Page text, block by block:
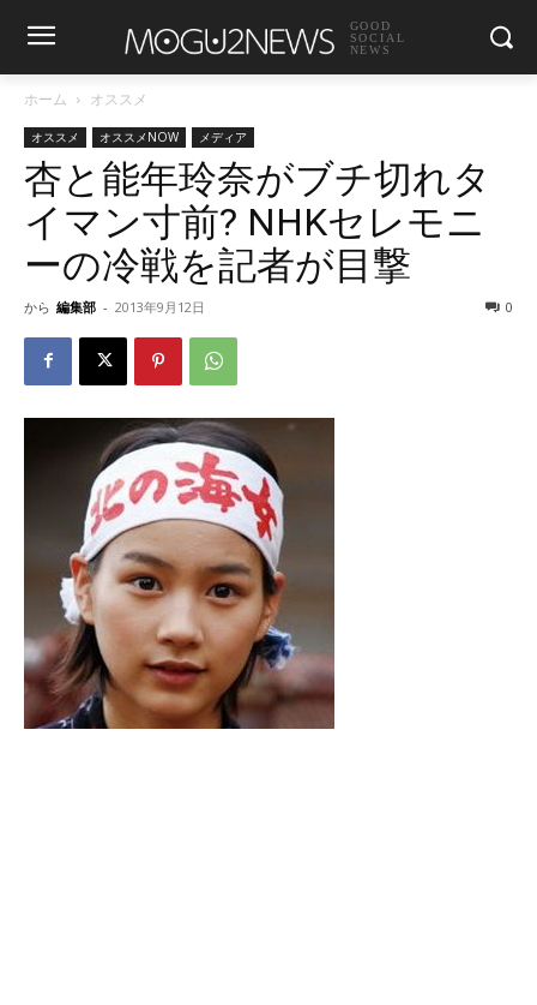
GOOD
SOCIAL
NEWS
ホーム オススメ
オススメ オススメNOW メディア
杏と能年玲奈がブチ切れタ
イマン寸前? NHKセレモニ
ーの冷戦を記者が目撃
から 編集部 - 2013年9月12日 0